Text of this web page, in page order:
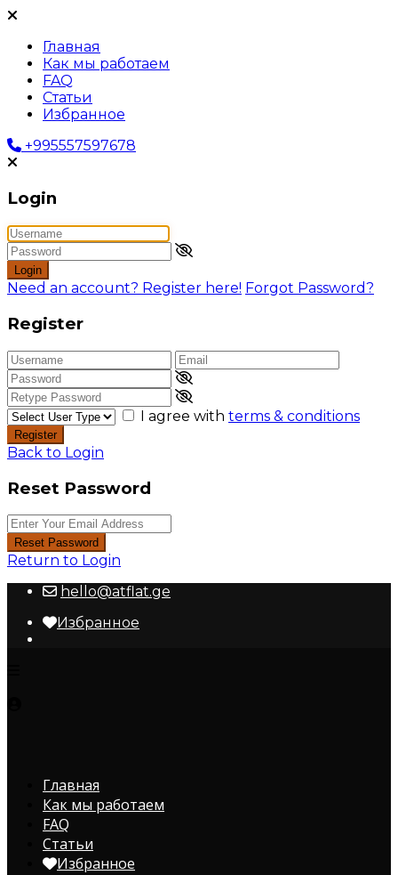
Главная
Как мы работаем
FAQ
Статьи
Избранное
+995557597678
Login
Login
Need an account? Register here! Forgot Password?
Register
I agree with terms & conditions
Register
Back to Login
Reset Password
Reset Password
Return to Login
hello@atflat.ge
Избранное
Главная
Как мы работаем
FAQ
Статьи
Избранное